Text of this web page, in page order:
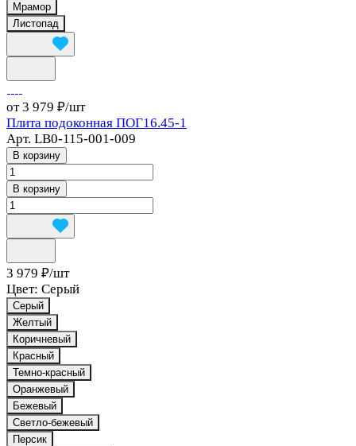
Мрамор
Листопад
от 3 979 ₽/шт
Плита подоконная ПОГ16.45-1
Арт. LB0-115-001-009
В корзину
В корзину
3 979 ₽/шт
Цвет: Серый
Серый
Желтый
Коричневый
Красный
Темно-красный
Оранжевый
Бежевый
Светло-бежевый
Персик